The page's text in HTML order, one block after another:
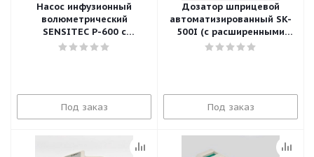
Насос инфузионный
волюметрический
SENSITEC P-600 с
принадлежностями
Под заказ
Дозатор шприцевой
автоматизированный SK-
500I (с расширенными
функциями)
Под заказ